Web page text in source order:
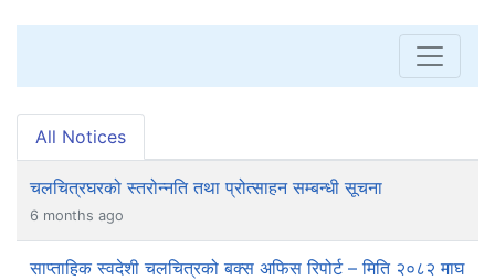
All Notices
चलचित्रघरको स्तरोन्नति तथा प्रोत्साहन सम्बन्धी सूचना
6 months ago
साप्ताहिक स्वदेशी चलचित्रको बक्स अफिस रिपोर्ट – मिति २०८२ माघ